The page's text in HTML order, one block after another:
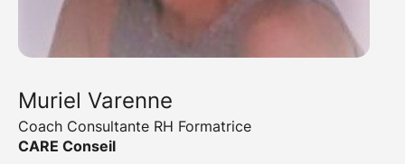
Muriel Varenne
Coach Consultante RH Formatrice
CARE Conseil